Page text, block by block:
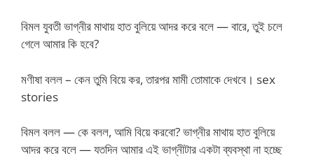
বিমল যুবতী ভাগ্নীর মাথায় হাত বুলিয়ে আদর করে বলে — বারে, তুই চলে
গেলে আমার কি হবে?
মণীষা বলল – কেন তুমি বিয়ে কর, তারপর মামী তোমাকে দেখবে। sex
stories
বিমল বলল — কে বলল, আমি বিয়ে করবো? ভাগ্নীর মাথায় হাত বুলিয়ে
আদর করে বলে — যতদিন আমার এই ভাগ্নীটার একটা ব্যবস্থা না হচ্ছে